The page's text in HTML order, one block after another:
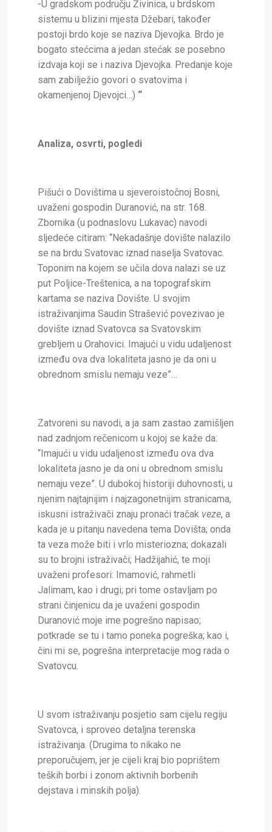
-U gradskom području Živinica, u brdskom
sistemu u blizini mjesta Džebari, također
postoji brdo koje se naziva Djevojka. Brdo je
bogato stećcima a jedan stećak se posebno
izdvaja koji se i naziva Djevojka. Predanje koje
sam zabilježio govori o svatovima i
okamenjenoj Djevojci…) “
Analiza, osvrti, pogledi
Pišući o Dovištima u sjeveroistočnoj Bosni,
uvaženi gospodin Duranović, na str. 168.
Zbornika (u podnaslovu Lukavac) navodi
sljedeće citiram: “Nekadašnje dovište nalazilo
se na brdu Svatovac iznad naselja Svatovac.
Toponim na kojem se učila dova nalazi se uz
put Poljice-Treštenica, a na topografskim
kartama se naziva Dovište. U svojim
istraživanjima Saudin Strašević povezivao je
dovište iznad Svatovca sa Svatovskim
grebljem u Orahovici. Imajući u vidu udaljenost
između ova dva lokaliteta jasno je da oni u
obrednom smislu nemaju veze”…
Zatvoreni su navodi, a ja sam zastao zamišljen
nad zadnjom rečenicom u kojoj se kaže da:
“Imajući u vidu udaljenost između ova dva
lokaliteta jasno je da oni u obrednom smislu
nemaju veze”. U dubokoj historiji duhovnosti, u
njenim najtajnijim i najzagonetnijim stranicama,
iskusni istraživači znaju pronaći tračak veze, a
kada je u pitanju navedena tema Dovišta; onda
ta veza može biti i vrlo misteriozna; dokazali
su to brojni istraživači; Hadžijahić, te moji
uvaženi profesori: Imamović, rahmetli
Jalimam, kao i drugi; pri tome ostavljam po
strani činjenicu da je uvaženi gospodin
Duranović moje ime pogrešno napisao;
potkrade se tu i tamo poneka pogreška; kao i,
čini mi se, pogrešna interpretacije mog rada o
Svatovcu.
U svom istraživanju posjetio sam cijelu regiju
Svatovca, i sproveo detaljna terenska
istraživanja. (Drugima to nikako ne
preporučujem, jer je cijeli kraj bio poprištem
teških borbi i zonom aktivnih borbenih
dejstava i minskih polja).